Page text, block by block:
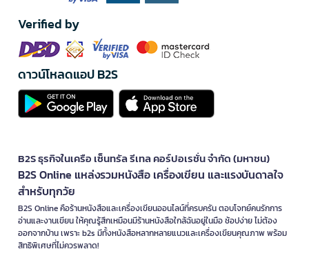
Verified by
ดาวน์โหลดแอป B2S
B2S ธุรกิจในเครือ เซ็นทรัล รีเทล คอร์ปอเรชั่น จำกัด (มหาชน)
B2S Online แหล่งรวมหนังสือ เครื่องเขียน และแรงบันดาลใจ
สำหรับทุกวัย
B2S Online คือร้านหนังสือและเครื่องเขียนออนไลน์ที่ครบครัน ตอบโจทย์คนรักการ
อ่านและงานเขียน ให้คุณรู้สึกเหมือนมีร้านหนังสือใกล้ฉันอยู่ในมือ ช้อปง่าย ไม่ต้อง
ออกจากบ้าน เพราะ b2s มีทั้งหนังสือหลากหลายแนวและเครื่องเขียนคุณภาพ พร้อม
สิทธิพิเศษที่ไม่ควรพลาด!